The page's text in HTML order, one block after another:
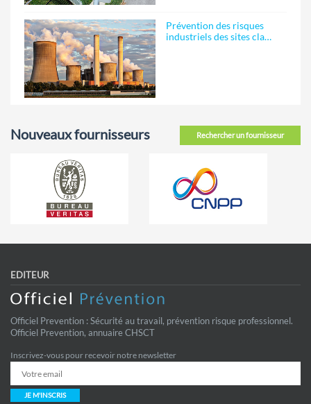
Prévention des risques
industriels des sites cla…
Rechercher un fournisseur
Nouveaux fournisseurs
EDITEUR
Officiel Prevention : Sécurité au travail, prévention risque professionnel.
Officiel Prevention, annuaire CHSCT
Inscrivez-vous pour recevoir notre newsletter
JE M'INSCRIS